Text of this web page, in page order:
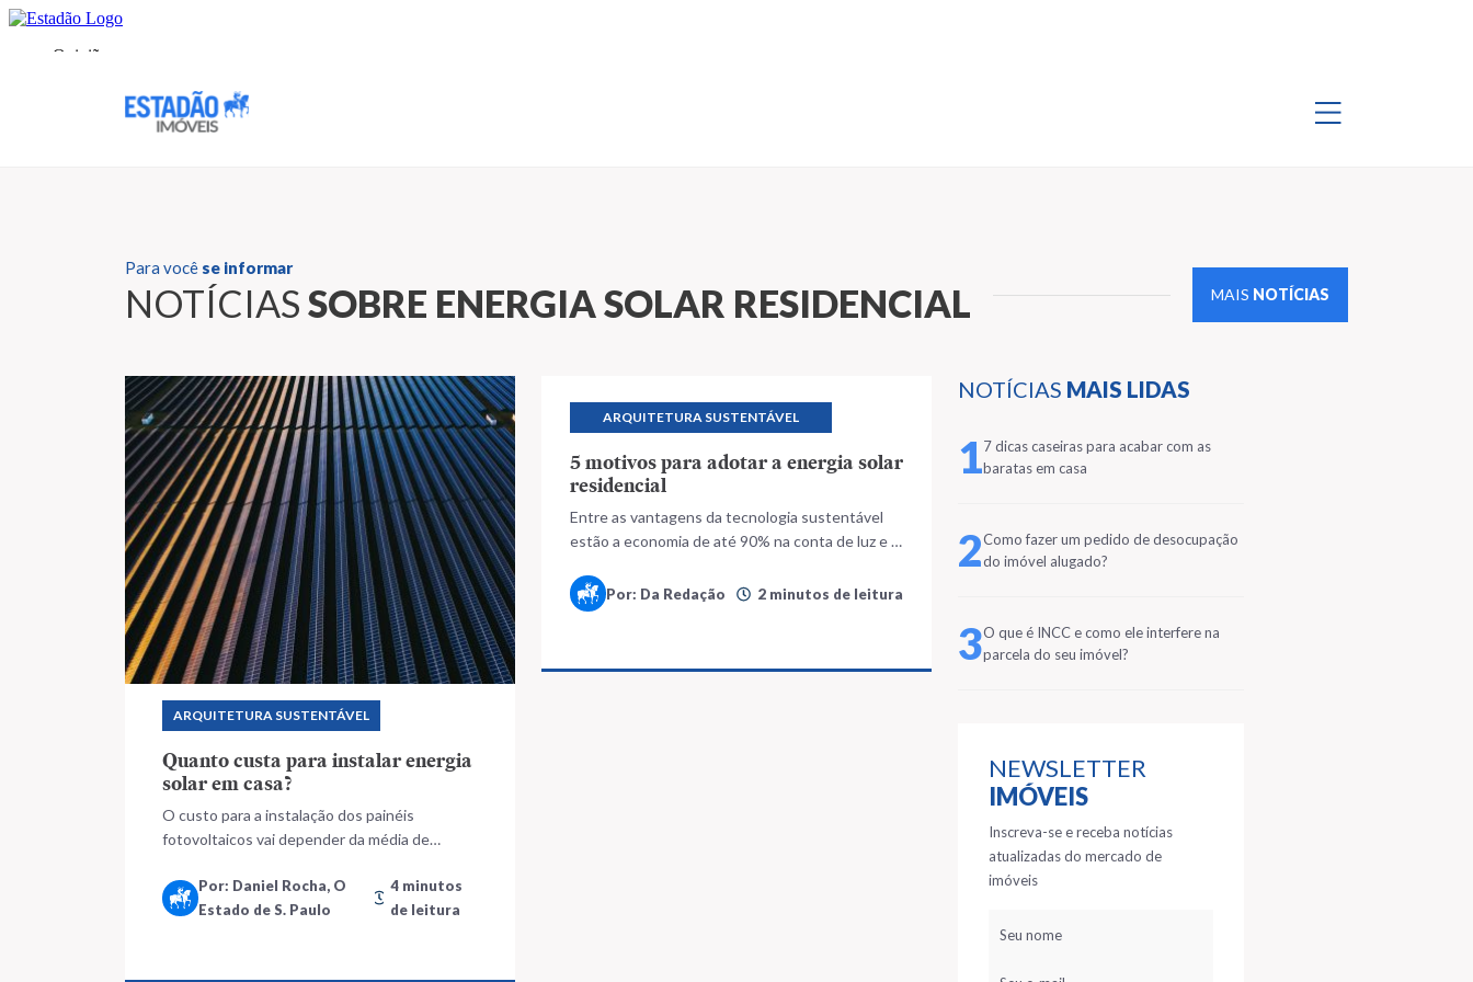
Para você se informar
NOTÍCIASSOBRE ENERGIA SOLAR RESIDENCIAL MAIS NOTÍCIAS
NOTÍCIAS MAIS LIDAS
17 dicas caseiras para acabar com as
baratas em casa
2Como fazer um pedido de desocupação
do imóvel alugado?
3O que é INCC e como ele interfere na
parcela do seu imóvel?
NEWSLETTER
IMÓVEIS
Inscreva-se e receba notícias
atualizadas do mercado de
imóveis
ARQUITETURA SUSTENTÁVEL
Quanto custa para instalar energia
solar em casa?
O custo para a instalação dos painéis
fotovoltaicos vai depender da média de
Por: Daniel Rocha, O
Estado de S. Paulo
4 minutos
de leitura
ARQUITETURA SUSTENTÁVEL
5 motivos para adotar a energia solar
residencial
Entre as vantagens da tecnologia sustentável
estão a economia de até 90% na conta de luz e a
Por: Da Redação 2 minutos de leitura